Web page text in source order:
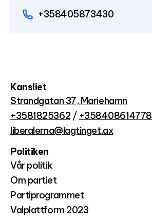
+358405873430
Kansliet
Strandgatan 37, Mariehamn
+3581825362 / +358408614778
liberalerna@lagtinget.ax
Politiken
Vår politik
Om partiet
Partiprogrammet
Valplattform 2023